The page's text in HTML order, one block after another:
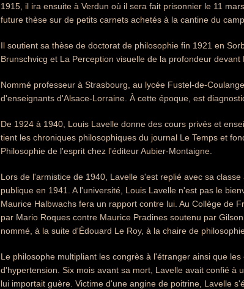
1915, il ira ensuite à Verdun où il sera fait prisonnier le 11
future thèse sur de petits carnets achetés à la cantine du
Il soutient sa thèse de doctorat de philosophie fin 1921 en
Brunschvicg et La Perception visuelle de la profondeur devant
Nommé professeur à Strasbourg, au lycée Fustel-de-
d'enseignants d'Alsace-Lorraine. À cette époque, est
De 1924 à 1940, Louis Lavelle donne des cours privés et
tient les chroniques philosophiques du journal Le Temps et
Philosophie de l'esprit chez l'éditeur Aubier-Montaigne.
Lors de l'armistice de 1940, Lavelle s'est replié avec sa
publique en 1941. A l'université, Louis Lavelle n'est pas le
Maurice Halbwachs fera un rapport contre lui. Au Collège de
par Mario Roques contre Maurice Pradines soutenu par
nommé, à la suite d'Édouard Le Roy, à la chaire de
Le philosophe multipliant les congrès à l'étranger ainsi que
d'hypertension. Six mois avant sa mort, Lavelle avait confié
lui importait guère. Victime d'une angine de poitrine, Lavelle